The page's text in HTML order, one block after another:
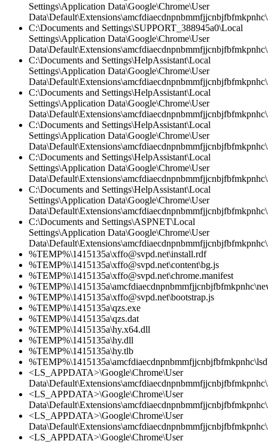
Settings\Application Data\Google\Chrome\User
C:\Documents and Settings\SUPPORT_388945a0\Local
Settings\Application Data\Google\Chrome\User
C:\Documents and Settings\HelpAssistant\Local
Settings\Application Data\Google\Chrome\User
C:\Documents and Settings\HelpAssistant\Local
Settings\Application Data\Google\Chrome\User
C:\Documents and Settings\HelpAssistant\Local
Settings\Application Data\Google\Chrome\User
C:\Documents and Settings\HelpAssistant\Local
Settings\Application Data\Google\Chrome\User
C:\Documents and Settings\HelpAssistant\Local
Settings\Application Data\Google\Chrome\User
C:\Documents and Settings\ASPNET\Local
Settings\Application Data\Google\Chrome\User
%TEMP%\1415135a\xffo@svpd.net\install.rdf
%TEMP%\1415135a\xffo@svpd.net\content\bg.js
%TEMP%\1415135a\xffo@svpd.net\chrome.manifest
%TEMP%\1415135a\xffo@svpd.net\bootstrap.js
%TEMP%\1415135a\qzs.exe
%TEMP%\1415135a\qzs.dat
%TEMP%\1415135a\hy.x64.dll
%TEMP%\1415135a\hy.dll
%TEMP%\1415135a\hy.tlb
<LS_APPDATA>\Google\Chrome\User
<LS_APPDATA>\Google\Chrome\User
<LS_APPDATA>\Google\Chrome\User
<LS_APPDATA>\Google\Chrome\User